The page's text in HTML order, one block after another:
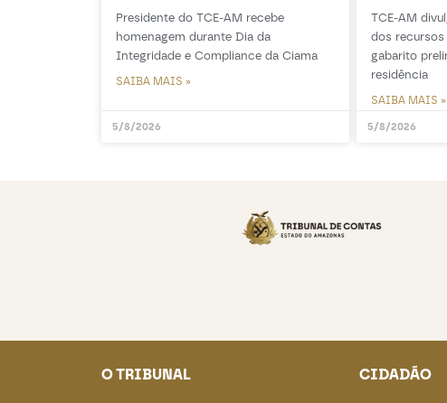
Presidente do TCE-AM recebe
homenagem durante Dia da
Integridade e Compliance da Ciama
SAIBA MAIS »
5/8/2026
TCE-AM
dos
gabarito
residência
SAIBA MAIS »
5/8/2026
O TRIBUNAL CIDADÃO